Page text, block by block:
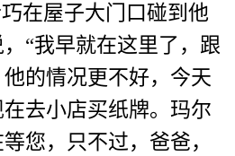
在屋子大门口碰到他
“我早就在这里了，跟
的情况更不好，今天
去小店买纸牌。玛尔
您，只不过，爸爸，